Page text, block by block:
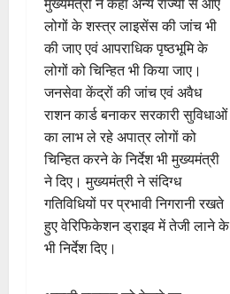
लोगों के शस्त्र लाइसेंस की जांच भी
की जाए एवं आपराधिक पृष्ठभूमि के
लोगों को चिन्हित भी किया जाए।
जनसेवा केंद्रों की जांच एवं अवैध
राशन कार्ड बनाकर सरकारी सुविधाओं
का लाभ ले रहे अपात्र लोगों को
चिन्हित करने के निर्देश भी मुख्यमंत्री
ने दिए। मुख्यमंत्री ने संदिग्ध
गतिविधियों पर प्रभावी निगरानी रखते
हुए वेरिफिकेशन ड्राइव में तेजी लाने के
भी निर्देश दिए।